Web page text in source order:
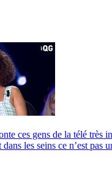
ces gens de la télé très
les seins ce n’est pas